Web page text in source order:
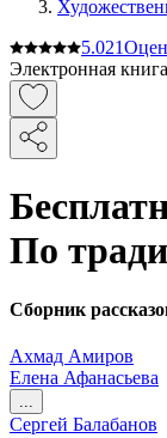
5.021
Электронная книга
По
Сборник
Ахмад Амиров
Елена Афанасьева
...
Сергей Балабанов